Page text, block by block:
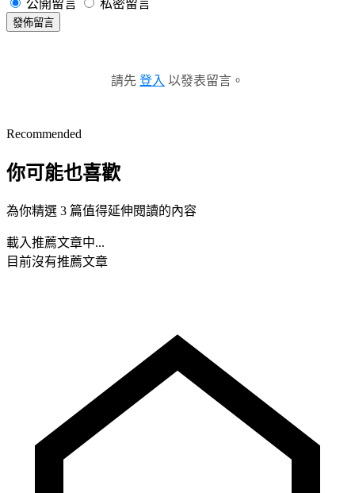
公開留言 私密留言
發佈留言
請先 登入 以發表留言。
Recommended
你可能也喜歡
為你精選 3 篇值得延伸閱讀的內容
載入推薦文章中...
目前沒有推薦文章